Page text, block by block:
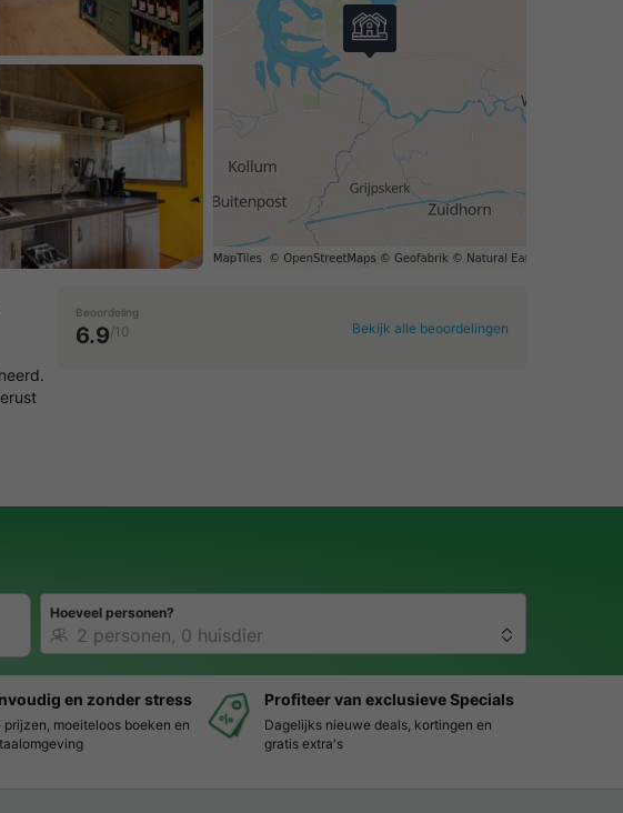
Beoordeling
6.9/10 Bekijk alle beoordelingen
Hoeveel personen?
en zonder stress
prijzen, moeiteloos boeken en
Profiteer van exclusieve Specials
Dagelijks nieuwe deals, kortingen en
gratis extra's